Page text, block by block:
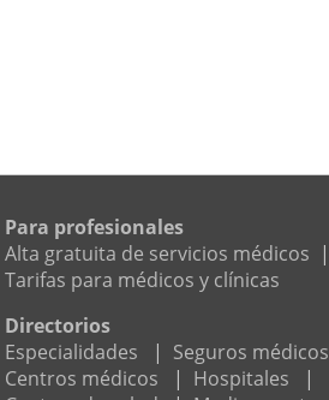
Para profesionales
Alta gratuita de servicios médicos |
Tarifas para médicos y clínicas
Directorios
Especialidades
| Seguros médicos
Centros médicos
| Hospitales
|